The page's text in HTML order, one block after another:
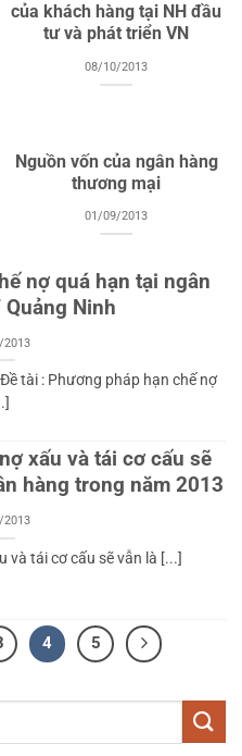
của khách hàng tại NH đầu
tư và phát triển VN
08/10/2013
Nguồn vốn của ngân hàng
thương mại
01/09/2013
nợ quá hạn tại ngân
Ninh
tài : Phương pháp hạn chế nợ
xấu và tái cơ cấu sẽ
hàng trong năm 2013
và tái cơ cấu sẽ vẫn là [...]
4 5